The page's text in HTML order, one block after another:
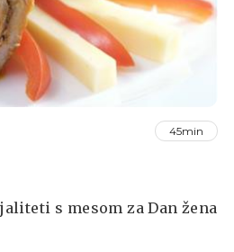
45min
s mesom za Dan žena